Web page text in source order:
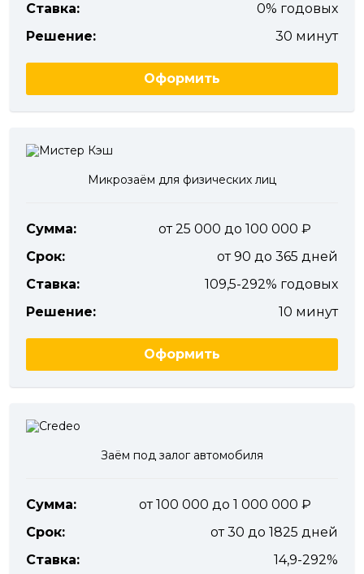
Ставка:
0% годовых
Решение:
30 минут
Оформить
Микрозаём для физических лиц
Сумма:
от 25 000 до 100 000
Срок:
от 90 до 365 дней
Ставка:
109,5-292% годовых
Решение:
10 минут
Оформить
Заём под залог автомобиля
Сумма:
от 100 000 до 1 000 000
Срок:
от 30 до 1825 дней
Ставка:
14,9-292%